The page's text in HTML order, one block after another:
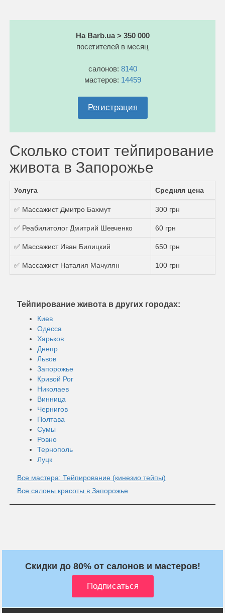
На Barb.ua > 350 000
посетителей в месяц
салонов: 8140
мастеров: 14459
Регистрация
Сколько стоит тейпирование
живота в Запорожье
Услуга Средняя цена
✅ Массажист Дмитро Бахмут 300 грн
✅ Реабилитолог Дмитрий Шевченко 60 грн
✅ Массажист Иван Билицкий 650 грн
✅ Массажист Наталия Мачулян 100 грн
Тейпирование живота в других городах:
Киев
Одесса
Харьков
Днепр
Львов
Запорожье
Кривой Рог
Николаев
Винница
Чернигов
Полтава
Сумы
Ровно
Тернополь
Луцк
Все мастера: Тейпирование (кинезио тейпы)
Все салоны красоты в Запорожье
Скидки до 80% от салонов и мастеров!